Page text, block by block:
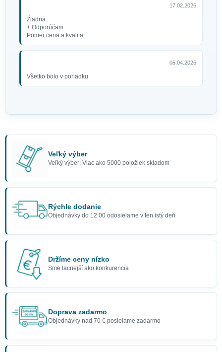
17.02.2026
Žiadna
+ Odporúčam
Pomer cena a kvalita
05.04.2026
Všetko bolo v poriadku
Veľký výber
Veľký výber: Viac ako 5000 položiek skladom
Rýchle dodanie
Objednávky do 12:00 odosielame v ten istý deň
Držíme ceny nízko
Sme lacnejší ako konkurencia
Doprava zadarmo
Objednávky nad 70 € posielame zadarmo